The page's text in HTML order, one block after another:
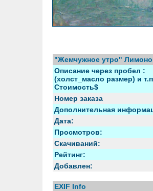
"Жемчужное утро"
Описание через пробел :
(холст_масло размер) и
Стоимость$
Номер заказа
Дополнительная
Дата:
Просмотров:
Скачиваний:
Рейтинг:
Добавлен:
EXIF Info